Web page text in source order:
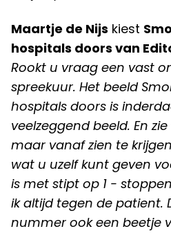
Maartje de Nijs kiest
hospitals doors van
Rookt u vraag een vast
spreekuur. Het beeld
hospitals doors is
veelzeggend beeld. En
maar vanaf zien te
wat u uzelf kunt geven
is met stipt op 1 -
ik altijd tegen de patient.
nummer ook een beetje